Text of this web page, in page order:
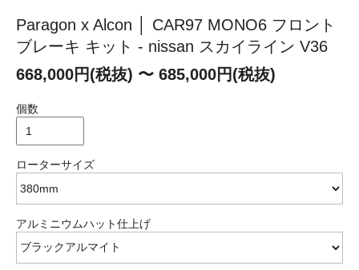
Paragon x Alcon │ CAR97 MONO6 フロント
ブレーキ キット - nissan スカイライン V36
668,000円(税抜) 〜 685,000円(税抜)
個数
ローターサイズ
アルミニウムハット仕上げ